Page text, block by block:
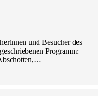
und Besucher des
Programm: